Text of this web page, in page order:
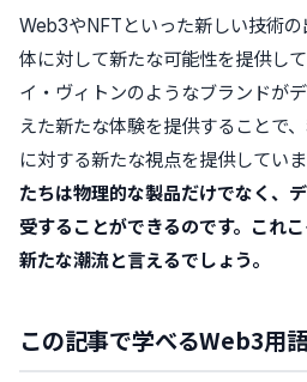
Web3やNFTといった新しい技術
体に対して新たな可能性を提供し
イ・ヴィトンのようなブランドが
えた新たな体験を提供することで
に対する新たな視点を提供していま
たちは物理的な製品だけでなく、
受することができるのです。これ
新たな潮流と言えるでしょう。
この記事で学べるWeb3用語